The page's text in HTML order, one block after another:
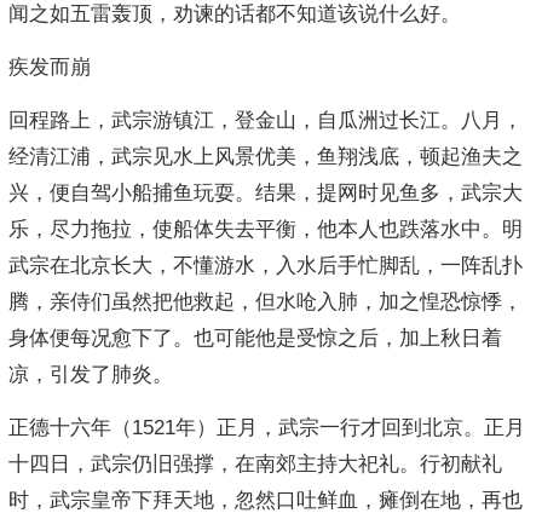
闻之如五雷轰顶，劝谏的话都不知道该说什么好。
疾发而崩
回程路上，武宗游镇江，登金山，自瓜洲过长江。八月，
经清江浦，武宗见水上风景优美，鱼翔浅底，顿起渔夫之
兴，便自驾小船捕鱼玩耍。结果，提网时见鱼多，武宗大
乐，尽力拖拉，使船体失去平衡，他本人也跌落水中。明
武宗在北京长大，不懂游水，入水后手忙脚乱，一阵乱扑
腾，亲侍们虽然把他救起，但水呛入肺，加之惶恐惊悸，
身体便每况愈下了。也可能他是受惊之后，加上秋日着
凉，引发了肺炎。
正德十六年（1521年）正月，武宗一行才回到北京。正月
十四日，武宗仍旧强撑，在南郊主持大祀礼。行初献礼
时，武宗皇帝下拜天地，忽然口吐鲜血，瘫倒在地，再也